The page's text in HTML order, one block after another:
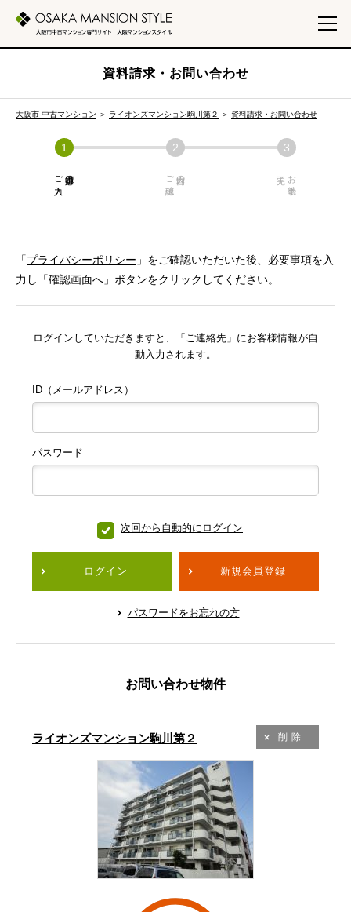
資料請求・お問い合わせ
大阪市 中古マンション ＞ ライオンズマンション駒川第２ ＞ 資料請求・お問い合わせ
必須項目の
ご入力 内容の
ご確認 お手続き
「プライバシーポリシー 」をご確認いただいた後、必要事項を入
力し「確認画面へ」ボタンをクリックしてください。
ログインしていただきますと、「ご連絡先」にお客様情報が自
動入力されます。
ID（メールアドレス）
パスワード
次回から自動的にログイン
ログイン 新規会員登録
パスワードをお忘れの方
お問い合わせ物件
ライオンズマンション駒川第２ 削除